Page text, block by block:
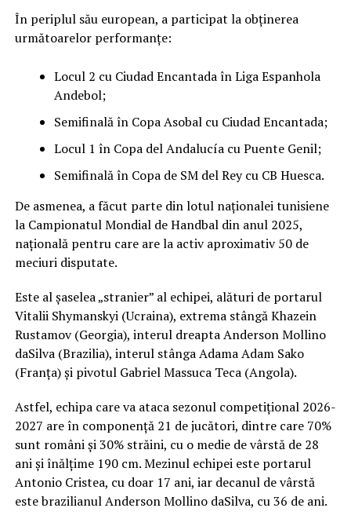
În periplul său european, a participat la obținerea
următoarelor performanțe:
Locul 2 cu Ciudad Encantada în Liga Espanhola
Andebol;
Semifinală în Copa Asobal cu Ciudad Encantada;
Locul 1 în Copa del Andalucía cu Puente Genil;
Semifinală în Copa de SM del Rey cu CB Huesca.
De asmenea, a făcut parte din lotul naționalei tunisiene
la Campionatul Mondial de Handbal din anul 2025,
națională pentru care are la activ aproximativ 50 de
meciuri disputate.
Este al șaselea „stranier” al echipei, alături de portarul
Vitalii Shymanskyi (Ucraina), extrema stângă Khazein
Rustamov (Georgia), interul dreapta Anderson Mollino
daSilva (Brazilia), interul stânga Adama Adam Sako
(Franța) și pivotul Gabriel Massuca Teca (Angola).
Astfel, echipa care va ataca sezonul competițional 2026-
2027 are în componență 21 de jucători, dintre care 70%
sunt români și 30% străini, cu o medie de vârstă de 28
ani și înălțime 190 cm. Mezinul echipei este portarul
Antonio Cristea, cu doar 17 ani, iar decanul de vârstă
este brazilianul Anderson Mollino daSilva, cu 36 de ani.